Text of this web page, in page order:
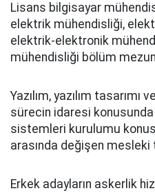
Lisans bilgisayar
elektrik mühendisliği,
elektrik-elektronik
mühendisliği bölüm
Yazılım, yazılım
sürecin idaresi
sistemleri kurulumu
arasında değişen
Erkek adayların askerlik